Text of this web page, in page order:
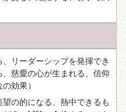
リーダーシップを発揮でき
慈愛の心が生まれる、信仰
の効果）
の的になる、熱中できるも